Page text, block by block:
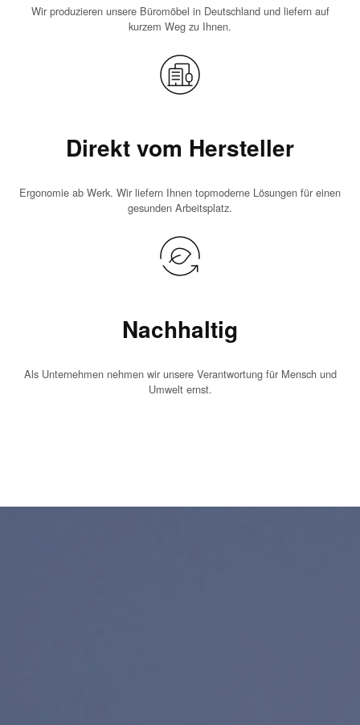
Wir produzieren unsere Büromöbel in Deutschland und liefern auf
kurzem Weg zu Ihnen.
Direkt vom Hersteller
Ergonomie ab Werk. Wir liefern Ihnen topmoderne Lösungen für einen
gesunden Arbeitsplatz.
Nachhaltig
Als Unternehmen nehmen wir unsere Verantwortung für Mensch und
Umwelt ernst.